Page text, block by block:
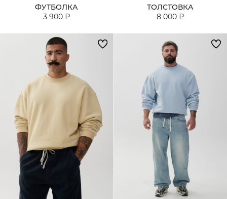
ФУТБОЛКА
3 900 ₽
ТОЛСТОВКА
8 000 ₽